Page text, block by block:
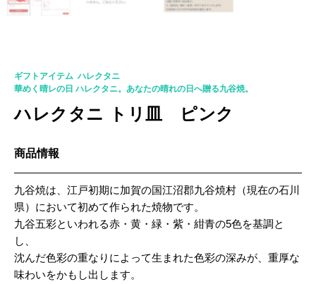
ギフトアイテム ハレクタニ
華めく晴レの日 ハレクタニ。あなたの晴れの日へ贈る九谷焼。
ハレクタニ トリ皿 ピンク
商品情報
九谷焼は、江戸初期に加賀の国江沼郡九谷焼村（現在の石川
県）において初めて作られた焼物です。
九谷五彩といわれる赤・黄・緑・紫・紺青の5色を基調と
し、
沈んだ色彩の重なりによって生まれた色彩の深みが、重厚な
味わいをかもし出します。